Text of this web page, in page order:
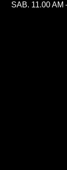
SAB. 11.00 AM